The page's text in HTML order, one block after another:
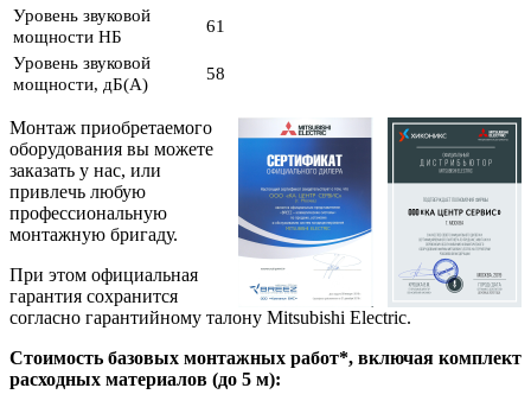
Уровень звуковой
мощности НБ
61
Уровень звуковой
мощности, дБ(А)
58
Монтаж приобретаемого
оборудования вы можете
заказать у нас, или
привлечь любую
профессиональную
монтажную бригаду.
При этом официальная
гарантия сохранится
согласно гарантийному талону Mitsubishi Electric.
Стоимость базовых монтажных работ*, включая комплект
расходных материалов (до 5 м):